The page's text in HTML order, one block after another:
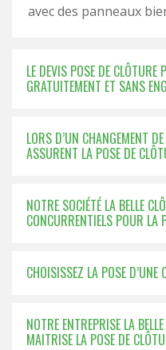
avec des panneaux
LE DEVIS POSE DE
GRATUITEMENT ET SANS
LORS D’UN CHANGEMENT
ASSURENT LA POSE DE
NOTRE SOCIÉTÉ LA BELLE
CONCURRENTIELS POUR LA
CHOISISSEZ LA POSE
NOTRE ENTREPRISE LA
MAITRISE LA POSE DE